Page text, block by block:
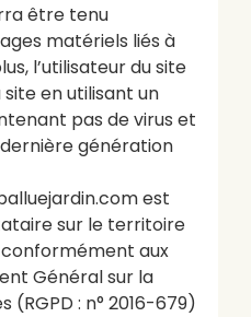
être tenu
matériels liés à
l’utilisateur du site
en utilisant un
pas de virus et
génération
est
sur le territoire
conformément aux
Général sur la
(RGPD : n° 2016-679)